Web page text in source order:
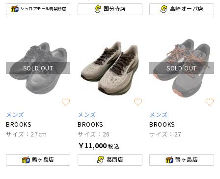
シュロアモール筑紫野店
国分寺店
高崎オーパ店
SOLD OUT
メンズ
BROOKS
サイズ：27cm
鶴ヶ島店
メンズ
BROOKS
サイズ：26
￥11,000税込
葛西店
SOLD OUT
メンズ
BROOKS
サイズ：27
鶴ヶ島店